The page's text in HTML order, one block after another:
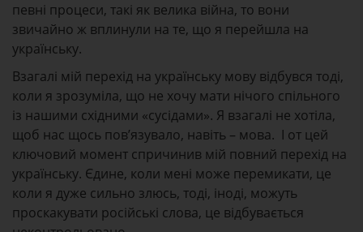
певні процеси, такі як велика війна, то вони
звичайно ж вплинули на те, що я перейшла на
українську.
Взагалі мій перехід на українську мову відбувся тоді,
коли я зрозуміла, що не хочу мати нічого спільного
із нашими східними «сусідами». Я взагалі не хотіла,
щоб нас щось пов’язувало, навіть – мова. І от цей
ключовий момент спричинив мій повний перехід на
українську. Єдине, коли мені може перемикати, це
коли я дуже сильно злюсь, тоді, іноді, можуть
проскакувати російські слова, це відбувається